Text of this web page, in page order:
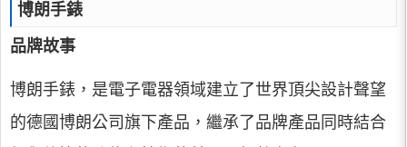
博朗手錶
品牌故事
博朗手錶，是電子電器領域建立了世界頂尖設計聲望
的德國博朗公司旗下產品，繼承了品牌產品同時結合